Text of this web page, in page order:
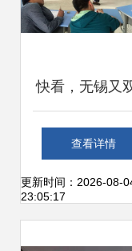
快看，无锡又
有3所学校被省
育厅点赞了！
查看详情
更新时间：2026-08-
23:05:17